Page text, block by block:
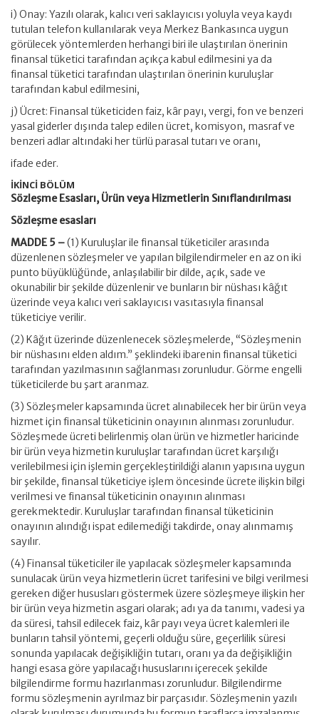
i) Onay: Yazılı olarak, kalıcı veri saklayıcısı yoluyla veya kaydı
tutulan telefon kullanılarak veya Merkez Bankasınca uygun
görülecek yöntemlerden herhangi biri ile ulaştırılan önerinin
finansal tüketici tarafından açıkça kabul edilmesini ya da
finansal tüketici tarafından ulaştırılan önerinin kuruluşlar
tarafından kabul edilmesini,
j) Ücret: Finansal tüketiciden faiz, kâr payı, vergi, fon ve benzeri
yasal giderler dışında talep edilen ücret, komisyon, masraf ve
benzeri adlar altındaki her türlü parasal tutarı ve oranı,
ifade eder.
İKİNCİ BÖLÜM
Sözleşme Esasları, Ürün veya Hizmetlerin Sınıflandırılması
Sözleşme esasları
MADDE 5 –(1) Kuruluşlar ile finansal tüketiciler arasında
düzenlenen sözleşmeler ve yapılan bilgilendirmeler en az on iki
punto büyüklüğünde, anlaşılabilir bir dilde, açık, sade ve
okunabilir bir şekilde düzenlenir ve bunların bir nüshası kâğıt
üzerinde veya kalıcı veri saklayıcısı vasıtasıyla finansal
tüketiciye verilir.
(2) Kâğıt üzerinde düzenlenecek sözleşmelerde, “Sözleşmenin
bir nüshasını elden aldım.” şeklindeki ibarenin finansal tüketici
tarafından yazılmasının sağlanması zorunludur. Görme engelli
tüketicilerde bu şart aranmaz.
(3) Sözleşmeler kapsamında ücret alınabilecek her bir ürün veya
hizmet için finansal tüketicinin onayının alınması zorunludur.
Sözleşmede ücreti belirlenmiş olan ürün ve hizmetler haricinde
bir ürün veya hizmetin kuruluşlar tarafından ücret karşılığı
verilebilmesi için işlemin gerçekleştirildiği alanın yapısına uygun
bir şekilde, finansal tüketiciye işlem öncesinde ücrete ilişkin bilgi
verilmesi ve finansal tüketicinin onayının alınması
gerekmektedir. Kuruluşlar tarafından finansal tüketicinin
onayının alındığı ispat edilemediği takdirde, onay alınmamış
sayılır.
(4) Finansal tüketiciler ile yapılacak sözleşmeler kapsamında
sunulacak ürün veya hizmetlerin ücret tarifesini ve bilgi verilmesi
gereken diğer hususları göstermek üzere sözleşmeye ilişkin her
bir ürün veya hizmetin asgari olarak; adı ya da tanımı, vadesi ya
da süresi, tahsil edilecek faiz, kâr payı veya ücret kalemleri ile
bunların tahsil yöntemi, geçerli olduğu süre, geçerlilik süresi
sonunda yapılacak değişikliğin tutarı, oranı ya da değişikliğin
hangi esasa göre yapılacağı hususlarını içerecek şekilde
bilgilendirme formu hazırlanması zorunludur. Bilgilendirme
formu sözleşmenin ayrılmaz bir parçasıdır. Sözleşmenin yazılı